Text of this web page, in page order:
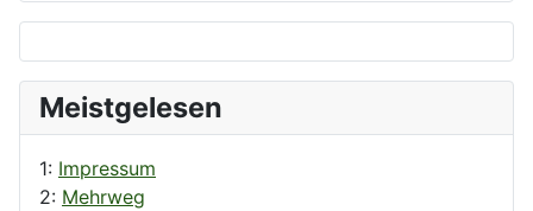
Meistgelesen
1: Impressum
2: Mehrweg